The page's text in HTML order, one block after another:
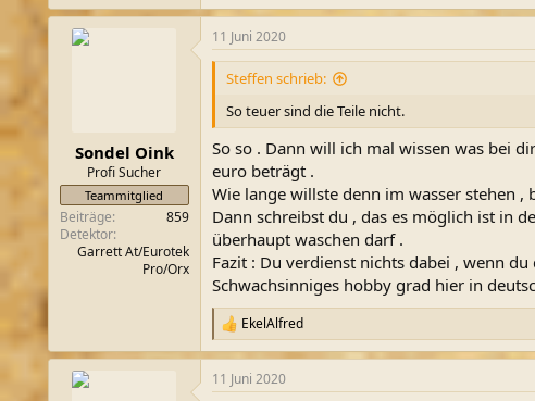
Sondel Oink
Profi Sucher
Teammitglied
Beiträge
859
Detektor
Garrett At/Eurotek
Pro/Orx
11 Juni 2020
Steffen schrieb:
So teuer sind die Teile nicht.
So so . Dann will ich mal wissen was bei
euro beträgt .
Wie lange willste denn im wasser stehen ,
Dann schreibst du , das es möglich ist in
überhaupt waschen darf .
Fazit : Du verdienst nichts dabei , wenn
Schwachsinniges hobby grad hier in
R
e
a
k
EkelAlfred
11 Juni 2020